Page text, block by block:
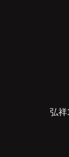
弘祥